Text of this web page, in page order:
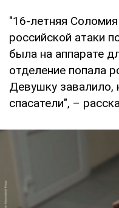
"16-летняя
российской атаки
была на аппарате
отделение попала
Девушку завалило,
спасатели", –